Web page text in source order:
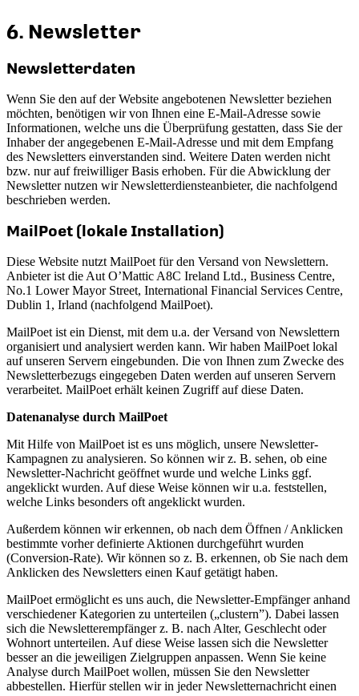
6. Newsletter
Newsletter­daten
Wenn Sie den auf der Website angebotenen Newsletter beziehen
möchten, benötigen wir von Ihnen eine E-Mail-Adresse sowie
Informationen, welche uns die Überprüfung gestatten, dass Sie der
Inhaber der angegebenen E-Mail-Adresse und mit dem Empfang
des Newsletters einverstanden sind. Weitere Daten werden nicht
bzw. nur auf freiwilliger Basis erhoben. Für die Abwicklung der
Newsletter nutzen wir Newsletterdiensteanbieter, die nachfolgend
beschrieben werden.
MailPoet (lokale Installation)
Diese Website nutzt MailPoet für den Versand von Newslettern.
Anbieter ist die Aut O’Mattic A8C Ireland Ltd., Business Centre,
No.1 Lower Mayor Street, International Financial Services Centre,
Dublin 1, Irland (nachfolgend MailPoet).
MailPoet ist ein Dienst, mit dem u.a. der Versand von Newslettern
organisiert und analysiert werden kann. Wir haben MailPoet lokal
auf unseren Servern eingebunden. Die von Ihnen zum Zwecke des
Newsletterbezugs eingegeben Daten werden auf unseren Servern
verarbeitet. MailPoet erhält keinen Zugriff auf diese Daten.
Datenanalyse durch MailPoet
Mit Hilfe von MailPoet ist es uns möglich, unsere Newsletter-
Kampagnen zu analysieren. So können wir z. B. sehen, ob eine
Newsletter-Nachricht geöffnet wurde und welche Links ggf.
angeklickt wurden. Auf diese Weise können wir u.a. feststellen,
welche Links besonders oft angeklickt wurden.
Außerdem können wir erkennen, ob nach dem Öffnen / Anklicken
bestimmte vorher definierte Aktionen durchgeführt wurden
(Conversion-Rate). Wir können so z. B. erkennen, ob Sie nach dem
Anklicken des Newsletters einen Kauf getätigt haben.
MailPoet ermöglicht es uns auch, die Newsletter-Empfänger anhand
verschiedener Kategorien zu unterteilen („clustern”). Dabei lassen
sich die Newsletterempfänger z. B. nach Alter, Geschlecht oder
Wohnort unterteilen. Auf diese Weise lassen sich die Newsletter
besser an die jeweiligen Zielgruppen anpassen. Wenn Sie keine
Analyse durch MailPoet wollen, müssen Sie den Newsletter
abbestellen. Hierfür stellen wir in jeder Newsletternachricht einen